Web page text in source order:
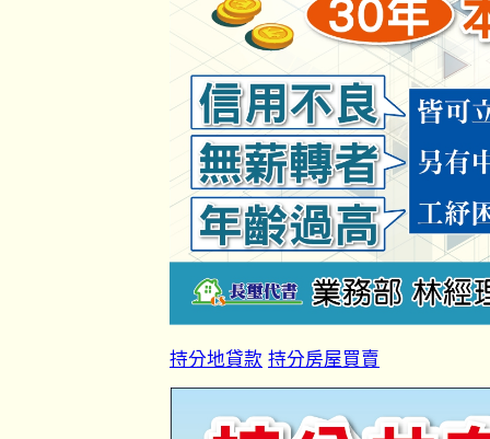
持分地貸款 持分房屋買賣